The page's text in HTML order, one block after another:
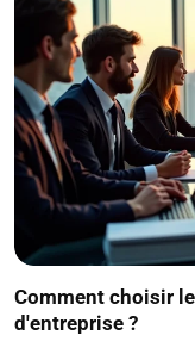
Comment choisir
d'entreprise ?